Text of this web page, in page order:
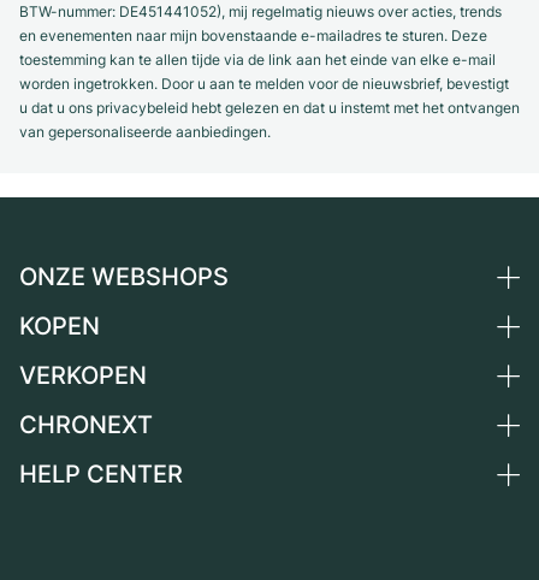
BTW-nummer: DE451441052), mij regelmatig nieuws over acties, trends
en evenementen naar mijn bovenstaande e-mailadres te sturen. Deze
toestemming kan te allen tijde via de link aan het einde van elke e-mail
worden ingetrokken. Door u aan te melden voor de nieuwsbrief, bevestigt
u dat u ons privacybeleid hebt gelezen en dat u instemt met het ontvangen
van gepersonaliseerde aanbiedingen.
ONZE WEBSHOPS
Duitsland
Zwitserland
Frankrijk
KOPEN
Alle luxe horloges
Independent Brands
VERKOPEN
Horloge verkopen
CHRONEXT
Over ons
HELP CENTER